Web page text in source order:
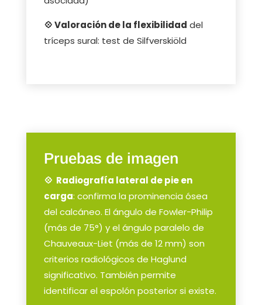
💠 Valoración de la flexibilidad del
tríceps sural: test de Silfverskiöld
Pruebas de imagen
💠 Radiografía lateral de pie en
carga: confirma la prominencia ósea
del calcáneo. El ángulo de Fowler-Philip
(más de 75°) y el ángulo paralelo de
Chauveaux-Liet (más de 12 mm) son
criterios radiológicos de Haglund
significativo. También permite
identificar el espolón posterior si existe.